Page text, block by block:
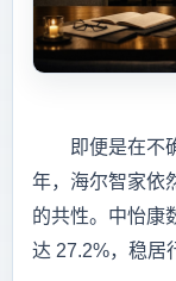
即便是在不
年，海尔智家依
的共性。中怡康
达 27.2%，稳居